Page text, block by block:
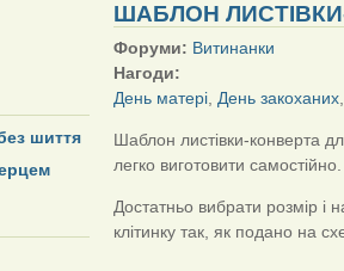
шиття
ШАБЛОН
Форуми: Витинанки
Нагоди:
День матері День закоханих
Шаблон листівки-конверта
легко виготовити самостійно.
Достатньо вибрати розмір і
клітинку так, як подано на